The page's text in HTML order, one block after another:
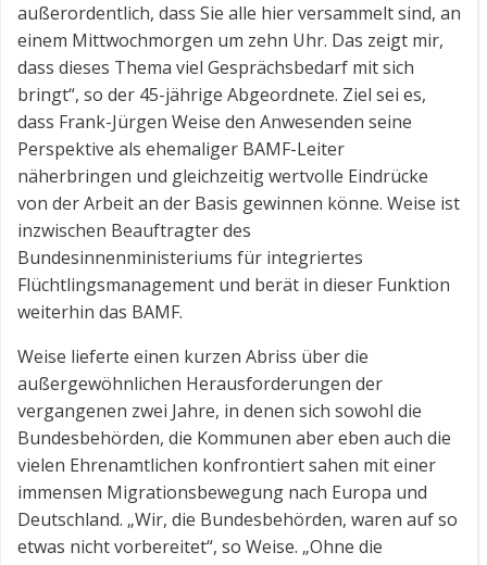
außerordentlich, dass Sie alle hier versammelt sind, an
einem Mittwochmorgen um zehn Uhr. Das zeigt mir,
dass dieses Thema viel Gesprächsbedarf mit sich
bringt“, so der 45-jährige Abgeordnete. Ziel sei es,
dass Frank-Jürgen Weise den Anwesenden seine
Perspektive als ehemaliger BAMF-Leiter
näherbringen und gleichzeitig wertvolle Eindrücke
von der Arbeit an der Basis gewinnen könne. Weise ist
inzwischen Beauftragter des
Bundesinnenministeriums für integriertes
Flüchtlingsmanagement und berät in dieser Funktion
weiterhin das BAMF.
Weise lieferte einen kurzen Abriss über die
außergewöhnlichen Herausforderungen der
vergangenen zwei Jahre, in denen sich sowohl die
Bundesbehörden, die Kommunen aber eben auch die
vielen Ehrenamtlichen konfrontiert sahen mit einer
immensen Migrationsbewegung nach Europa und
Deutschland. „Wir, die Bundesbehörden, waren auf so
etwas nicht vorbereitet“, so Weise. „Ohne die